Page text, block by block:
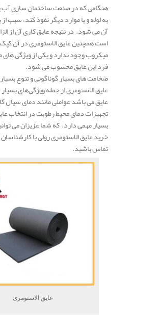
هنگامی که در صنعت ساختمان سازی آب
به لوله و یا موارد دیگر نفوذ کند، سبب
آن می شود. در نتیجه عایق کاری آن از
است همچنین عایق الاستومری در آن
میکروب وجود ندارد و یکی از ویژگی
فرد این عایق محسوب می شود.
ضخامت های بسیار گوناگونی و تنوع
عایق الاستومری از جمله ویژگی‌های
عایق می باشد عواملی مانند دمای سیال
تجهیزات دمای محیط رطوبت در انتخاب
بسیار مهمی دارد. که شما عزیزان می
خرید عایق الاستومری رولی با
تماس باشید.
عایق الاستومری